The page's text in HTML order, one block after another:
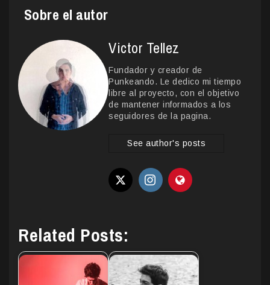
Sobre el autor
Victor Tellez
Fundador y creador de
Punkeando. Le dedico mi tiempo
libre al proyecto, con el objetivo
de mantener informados a los
seguidores de la pagina.
See author's posts
Related Posts: